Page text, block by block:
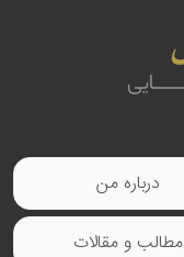
درباره من
مطالب و مقالات